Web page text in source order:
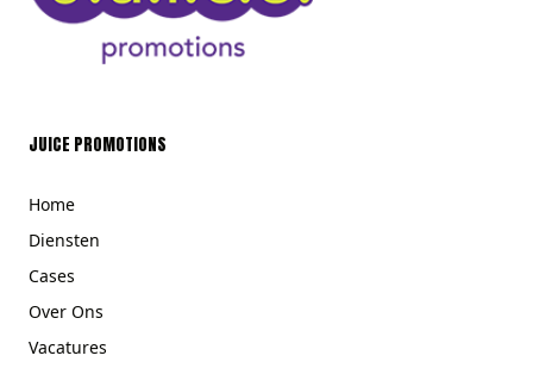
JUICE PROMOTIONS
Home
Diensten
Cases
Over Ons
Vacatures